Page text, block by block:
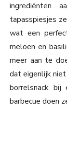
ingrediënten
tapasspiesjes
wat een
meloen en
meer aan te
dat eigenlijk
borrelsnack
barbecue doen